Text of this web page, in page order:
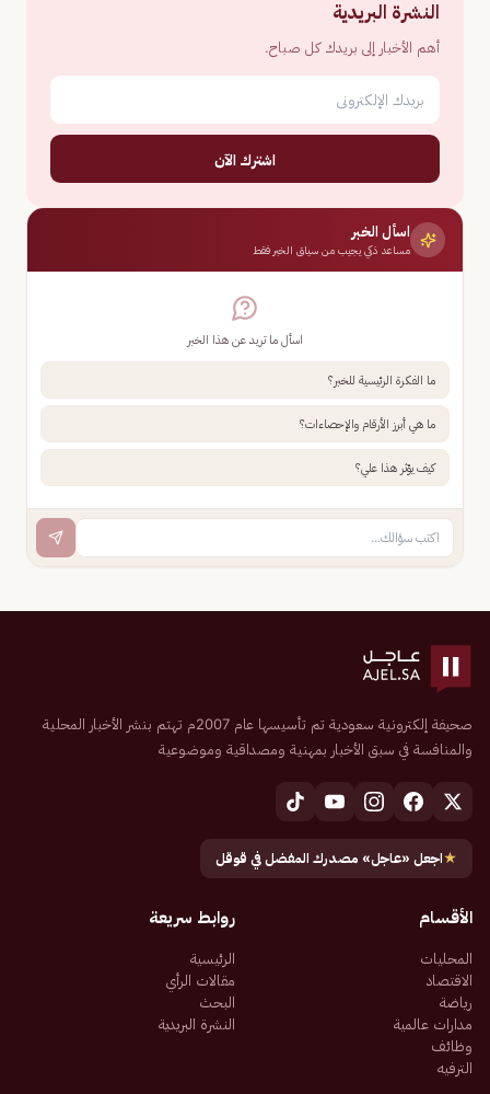
النشرة البريدية
أهم الأخبار إلى بريدك كل صباح.
اشترك الآن
اسأل الخبر
مساعد ذكي يجيب من سياق الخبر فقط
اسأل ما تريد عن هذا الخبر
ما الفكرة الرئيسية للخبر؟
ما هي أبرز الأرقام والإحصاءات؟
كيف يؤثر هذا علي؟
صحيفة إلكترونية سعودية تم تأسيسها عام 2007م تهتم بنشر الأخبار المحلية
والمنافسة في سبق الأخبار بمهنية ومصداقية وموضوعية
★اجعل «عاجل» مصدرك المفضل في قوقل
الأقسام
المحليات
الاقتصاد
رياضة
مدارات عالمية
وظائف
الترفيه
روابط سريعة
الرئيسية
مقالات الرأي
البحث
النشرة البريدية